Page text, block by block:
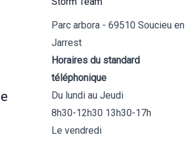
Parc arbora - 69510 Soucieu en
Jarrest
Horaires du standard
téléphonique
Du lundi au Jeudi
8h30-12h30 13h30-17h
Le vendredi